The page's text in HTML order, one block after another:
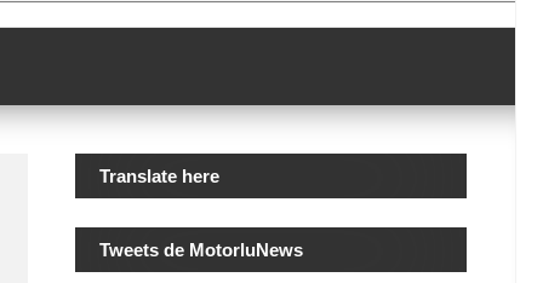
Translate here
Tweets de MotorluNews